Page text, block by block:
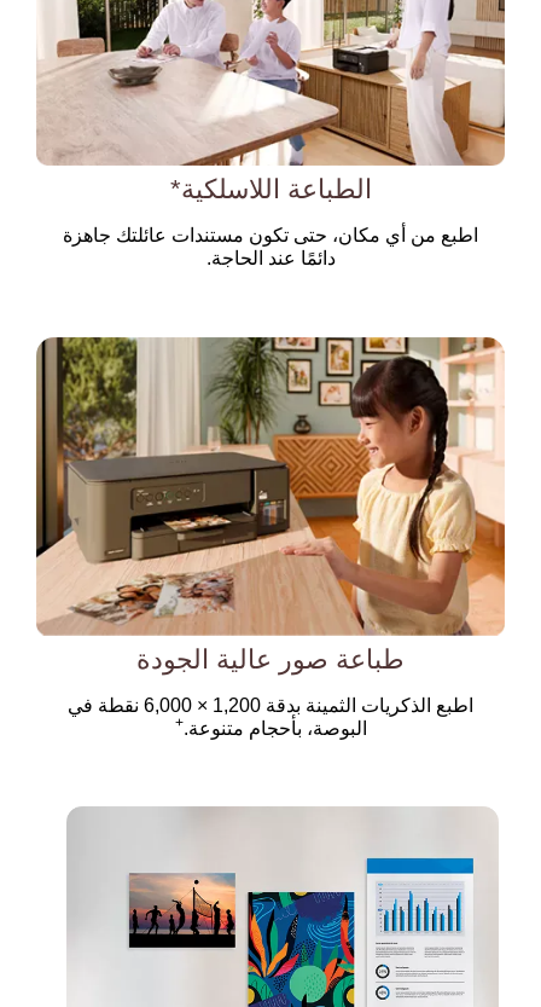
الطباعة اللاسلكية*
اطبع من أي مكان، حتى تكون مستندات عائلتك جاهزة
دائمًا عند الحاجة.
طباعة صور عالية الجودة
اطبع الذكريات الثمينة بدقة 1,200 × 6,000 نقطة في
البوصة، بأحجام متنوعة. +